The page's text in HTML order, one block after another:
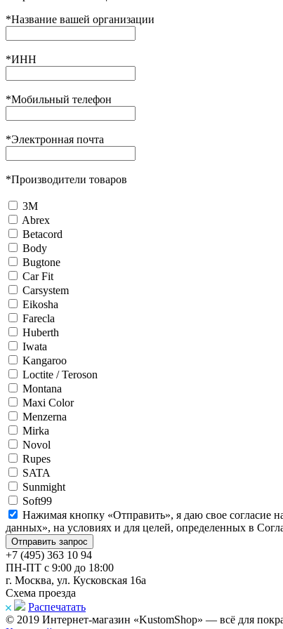
*Название вашей организации
*ИНН
*Мобильный телефон
*Электронная почта
*Производители товаров
3М
Abrex
Betacord
Body
Bugtone
Car Fit
Carsystem
Eikosha
Farecla
Huberth
Iwata
Kangaroo
Loctite / Teroson
Montana
Maxi Color
Menzerna
Mirka
Novol
Rupes
SATA
Sunmight
Soft99
Нажимая кнопку «Отправить», я даю свое согласие
данных», на условиях и для целей, определенных в
+7 (495) 363 10 94
ПН-ПТ с 9:00 до 18:00
г. Москва, ул. Кусковская 16а
Схема проезда
Распечатать
© 2019 Интернет-магазин «KustomShop» — всё для